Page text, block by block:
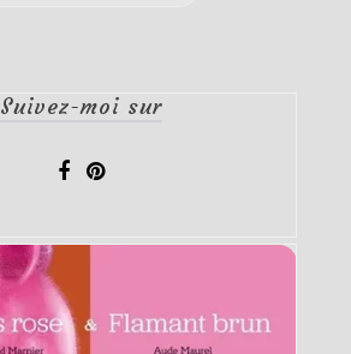
Suivez-moi sur